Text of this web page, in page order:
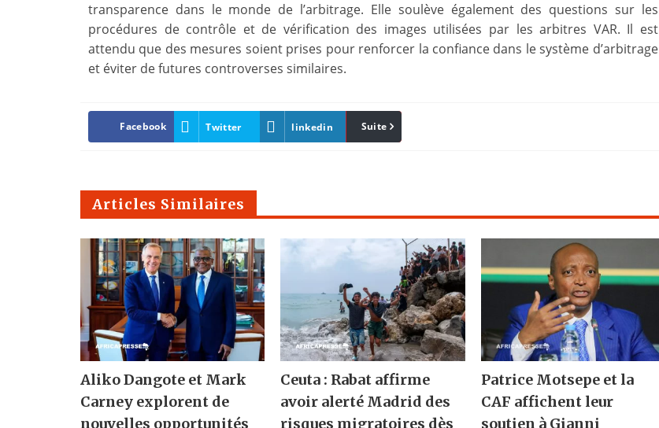
transparence dans le monde de l’arbitrage. Elle soulève également des questions sur les
procédures de contrôle et de vérification des images utilisées par les arbitres VAR. Il est
attendu que des mesures soient prises pour renforcer la confiance dans le système d’arbitrage
et éviter de futures controverses similaires.
Facebook Twitter linkedin Pinterest
Suite
Articles Similaires
Aliko Dangote et Mark
Carney explorent de
nouvelles opportunités
Ceuta : Rabat affirme
avoir alerté Madrid des
risques migratoires dès
Patrice Motsepe et la
CAF affichent leur
soutien à Gianni